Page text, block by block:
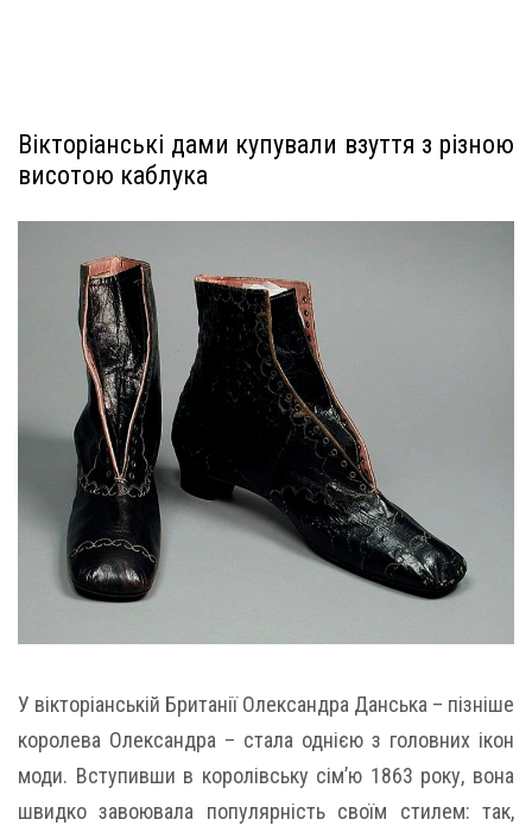
Вікторіанські дами купували взуття з різною
висотою каблука
У вікторіанській Британії Олександра Данська – пізніше
королева Олександра – стала однією з головних ікон
моди. Вступивши в королівську сім’ю 1863 року, вона
швидко завоювала популярність своїм стилем: так,